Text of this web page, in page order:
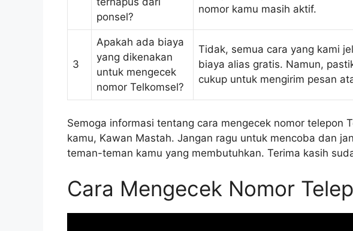
ponsel?
nomor kamu masih aktif.
3
Apakah ada biaya
yang dikenakan
untuk mengecek
nomor Telkomsel?
Tidak, semua cara yang kami
biaya alias gratis. Namun,
cukup untuk mengirim pesan
Semoga informasi tentang cara mengecek nomor telepon
kamu, Kawan Mastah. Jangan ragu untuk mencoba dan
teman-teman kamu yang membutuhkan. Terima kasih
Cara Mengecek Nomor